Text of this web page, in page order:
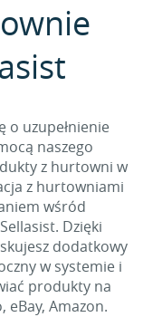
o uzupełnienie
naszego
z hurtowni w
z hurtowniami
wśród
Dzięki
dodatkowy
w systemie i
produkty na
eBay, Amazon.